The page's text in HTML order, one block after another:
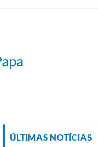
ÚLTIMAS NOTÍCIAS